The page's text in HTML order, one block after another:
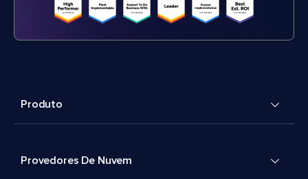
Produto
Provedores De Nuvem